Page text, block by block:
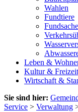
Wahlen
Fundtiere
Leben &
Kultur & Freizeit
Wirtschaft &
Sie sind hier:
Service > Verwaltung